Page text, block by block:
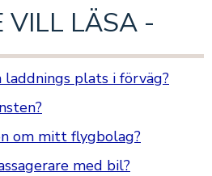
VILL LÄSA -
laddnings plats i förväg?
om mitt flygbolag?
med bil?